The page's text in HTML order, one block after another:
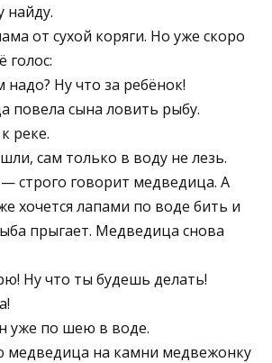
найду.
от сухой коряги. Но уже ско­ро
голос:
Ну что за ребёнок!
повела сына ловить рыбу.
реке.
сам только в воду не лезь.
строго говорит медведица. А
хочется лапами по воде бить и
прыгает. Медведица снова
Ну что ты будешь делать!
уже по шею в воде.
медведица на камни мед­вежонку